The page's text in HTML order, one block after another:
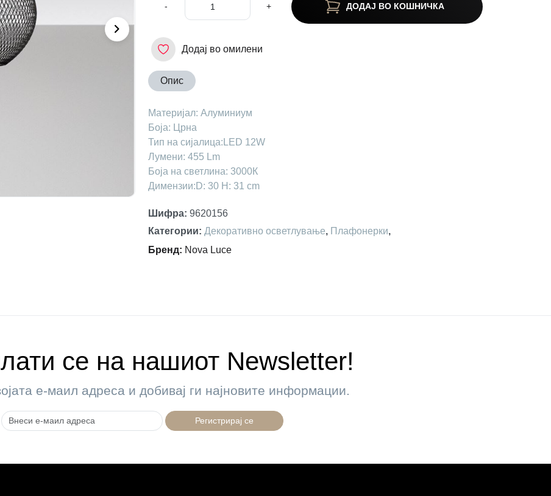
- + ДОДАЈ ВО КОШНИЧКА
Додај во омилени
Опис
Maтеријал: Алуминиум
Боја: Црнa
Тип на сијалица:LED 12W
Лумени: 455 Lm
Боја на светлина: 3000К
Димензии:D: 30 H: 31 cm
Шифра: 9620156
Категории: Декоративно осветлување, Плафонерки,
Бренд: Nova Luce
се на нашиот Newsletter!
е-маил адреса и добивај ги најновите информации.
Регистрирај се